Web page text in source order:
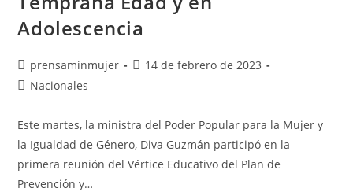
Adolescencia
prensaminmujer
14 de febrero de 2023
Nacionales
Este martes, la ministra del Poder Popular para la Mujer y
la Igualdad de Género, Diva Guzmán participó en la
primera reunión del Vértice Educativo del Plan de
Prevención y…